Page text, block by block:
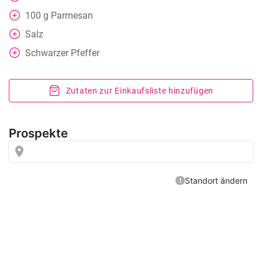
100 g Parmesan
Salz
Schwarzer Pfeffer
Zutaten zur Einkaufsliste hinzufügen